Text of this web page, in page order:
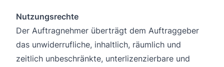
Nutzungsrechte
Der Auftragnehmer überträgt dem Auftraggeber
das unwiderrufliche, inhaltlich, räumlich und
zeitlich unbeschränkte, unterlizenzierbare und